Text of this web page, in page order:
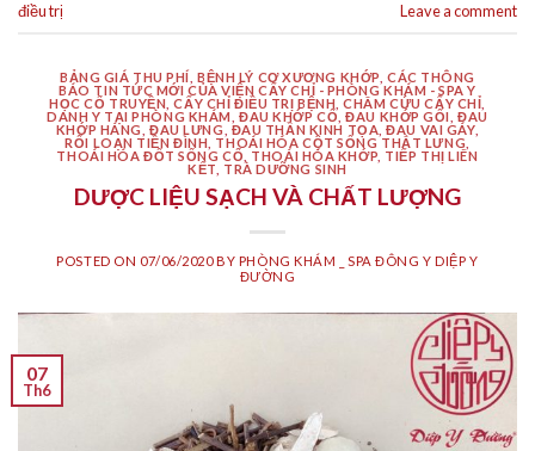
điều trị
Leave a comment
BẢNG GIÁ THU PHÍ ,BỆNH LÝ CƠ XƯƠNG KHỚP CÁC THÔNG
BÁO TIN TỨC MỚI CỦA VIỆN CẤY CHỈ - PHÒNG KHÁM - SPA Y
HỌC CỔ TRUYỀN ,CẤY CHỈ ĐIỀU TRỊ BỆNH ,CHÂM CỨU CẤY CHỈ
DANH Y TẠI PHÒNG KHÁM
,ĐAU KHỚP CỔ ,ĐAU KHỚP GỐI ,ĐAU
KHỚP HÁNG
,ĐAU LƯNG ĐAU THẦN KINH TỌA ,ĐAU VAI GÁY,
RỐI LOẠN TIỀN ĐÌNH
THOÁI HÓA CỘT SỐNG THẮT LƯNG
THOÁI HÓA ĐỐT SỐNG CỔ
THOÁI HÓA KHỚP TIẾP THỊ LIÊN
KẾT
TRÀ DƯỠNG SINH
DƯỢC LIỆU SẠCH VÀ CHẤT LƯỢNG
POSTED ON 07/06/2020BY PHÒNG KHÁM _ SPA ĐÔNG Y DIỆP Y
ĐƯỜNG
07
Th6